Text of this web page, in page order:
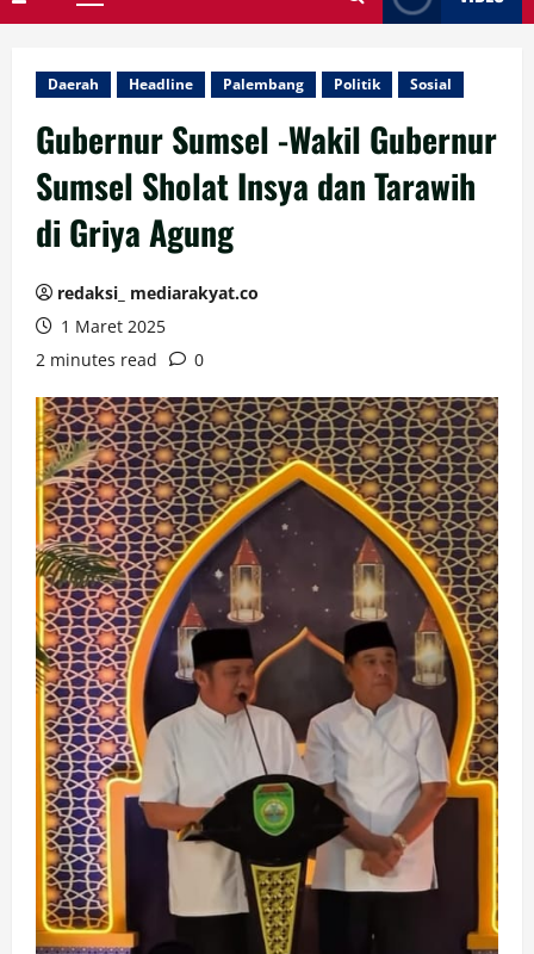
Primary
Daerah Headline Palembang Politik Sosial
Gubernur Sumsel -Wakil Gubernur
Sumsel Sholat Insya dan Tarawih
di Griya Agung
redaksi_ mediarakyat.co
1 Maret 2025
2 minutes read
0